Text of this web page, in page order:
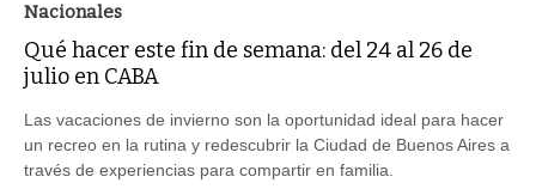
Nacionales
Qué hacer este fin de semana: del 24 al 26 de
julio en CABA
Las vacaciones de invierno son la oportunidad ideal para hacer
un recreo en la rutina y redescubrir la Ciudad de Buenos Aires a
través de experiencias para compartir en familia.